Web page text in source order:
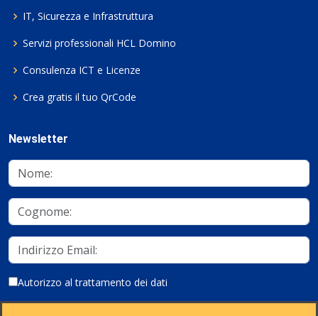
IT, Sicurezza e Infrastruttura
Servizi professionali HCL Domino
Consulenza ICT e Licenze
Crea gratis il tuo QrCode
Newsletter
Autorizzo al trattamento dei dati